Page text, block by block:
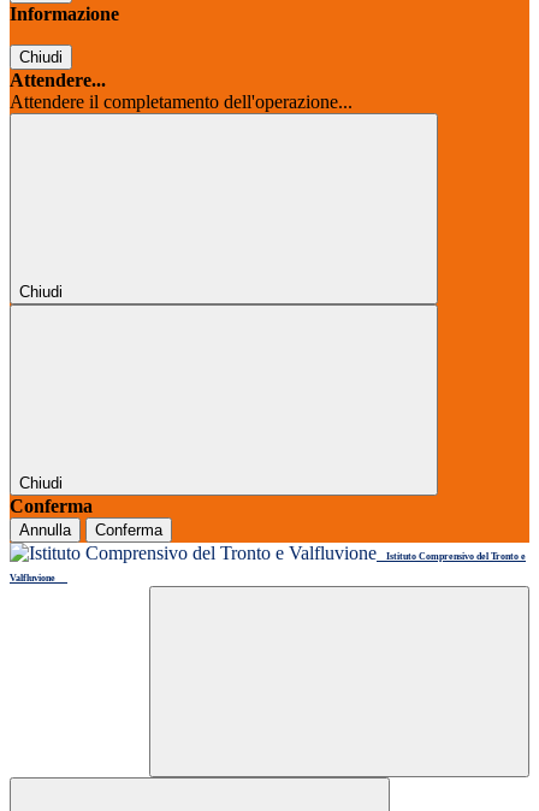
Informazione
Chiudi
Attendere...
Attendere il completamento dell'operazione...
Chiudi
Chiudi
Conferma
Annulla Conferma
Istituto Comprensivo del Tronto e
Valfluvione